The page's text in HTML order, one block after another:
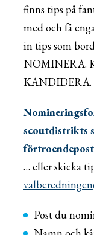
finns tips på
med och få
in tips som
NOMINERA.
KANDIDERA.
scoutdistrikts
… eller skicka
Post du